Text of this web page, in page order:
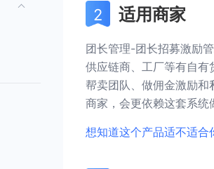
适用商家
团长管理-团长招募激励
供应链商、工厂等有自
帮卖团队、做佣金激励
商家，会更依赖这套系统
想知道这个产品适不适